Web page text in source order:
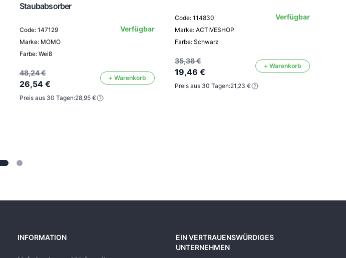
Staubabsorber
Code: 147129
Marke: MOMO
Farbe: Weiß
Verfügbar
48,24 €
26,54 €
+ Warenkorb
Preis aus 30 Tagen:28,95 €
Code: 114830
Marke: ACTIVESHOP
Farbe: Schwarz
Verfügbar
35,38 €
19,46 €
+ Warenkorb
Preis aus 30 Tagen:21,23 €
INFORMATION
EIN VERTRAUENSWÜRDIGES
UNTERNEHMEN